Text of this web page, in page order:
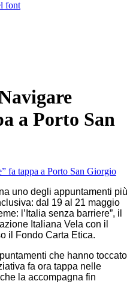
a Porto San
uno degli appuntamenti più
dal 19 al 21 maggio
l’Italia senza barriere”, il
Italiana Vela con il
il Fondo Carta Etica.
che hanno toccato
fa ora tappa nelle
la accompagna fin